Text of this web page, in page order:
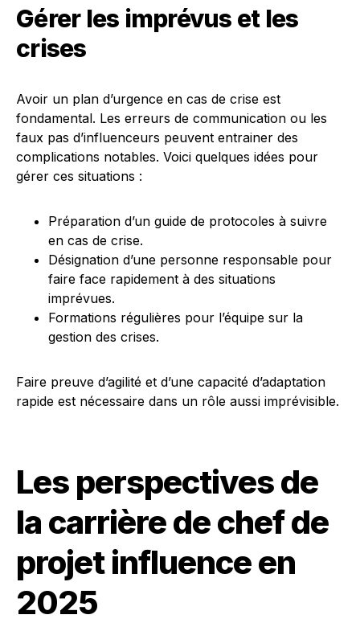
Gérer les imprévus et les
crises
Avoir un plan d’urgence en cas de crise est
fondamental. Les erreurs de communication ou les
faux pas d’influenceurs peuvent entrainer des
complications notables. Voici quelques idées pour
gérer ces situations :
Préparation d’un guide de protocoles à suivre
en cas de crise.
Désignation d’une personne responsable pour
faire face rapidement à des situations
imprévues.
Formations régulières pour l’équipe sur la
gestion des crises.
Faire preuve d’agilité et d’une capacité d’adaptation
rapide est nécessaire dans un rôle aussi imprévisible.
Les perspectives de
la carrière de chef de
projet influence en
2025